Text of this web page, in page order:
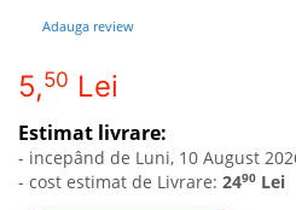
gallery
images
Adauga review
5,50 Lei
Estimat livrare:
- incepând de Luni, 10 August
- cost estimat de Livrare: 2490 Lei